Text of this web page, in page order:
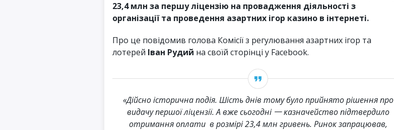
23,4 млн за першу ліцензію на провадження діяльності з
організації та проведення азартних ігор казино в інтернеті.
Про це повідомив голова Комісії з регулювання азартних ігор та
лотерей Іван Рудий на своїй сторінці у Facebook.
«Дійсно історична подія. Шість днів тому було прийнято рішення про
видачу першої ліцензії. А вже сьогодні 一 казначейство підтвердило
отримання оплати в розмірі 23,4 млн гривень. Ринок запрацював,